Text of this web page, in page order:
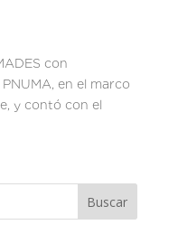
con
en el marco
y contó con el
Buscar